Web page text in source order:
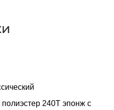
240T эпонж с